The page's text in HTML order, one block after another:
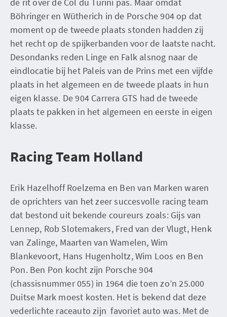
Böhringer en Wütherich in de Porsche 904 op dat
moment op de tweede plaats stonden hadden zij
het recht op de spijkerbanden voor de laatste nacht.
Desondanks reden Linge en Falk alsnog naar de
eindlocatie bij het Paleis van de Prins met een vijfde
plaats in het algemeen en de tweede plaats in hun
eigen klasse. De 904 Carrera GTS had de tweede
plaats te pakken in het algemeen en eerste in eigen
klasse.
Racing Team Holland
Erik Hazelhoff Roelzema en Ben van Marken waren
de oprichters van het zeer succesvolle racing team
dat bestond uit bekende coureurs zoals: Gijs van
Lennep, Rob Slotemakers, Fred van der Vlugt, Henk
van Zalinge, Maarten van Wamelen, Wim
Blankevoort, Hans Hugenholtz, Wim Loos en Ben
Pon. Ben Pon kocht zijn Porsche 904
(chassisnummer 055) in 1964 die toen zo’n 25.000
Duitse Mark moest kosten. Het is bekend dat deze
vederlichte raceauto zijn favoriet auto was. Met de